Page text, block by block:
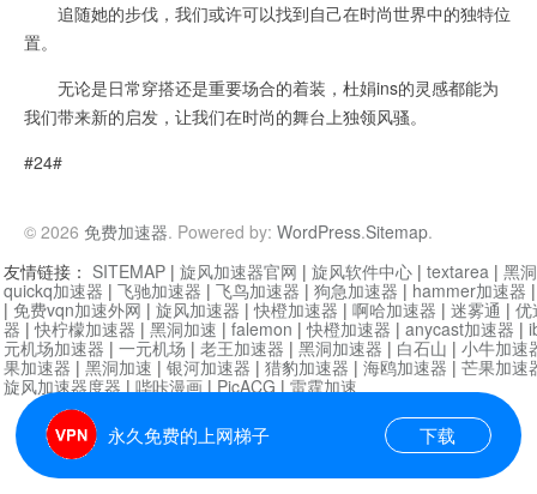
追随她的步伐，我们或许可以找到自己在时尚世界中的独特位
置。
无论是日常穿搭还是重要场合的着装，杜娟ins的灵感都能为
我们带来新的启发，让我们在时尚的舞台上独领风骚。
#24#
© 2026 免费加速器. Powered by: WordPress.Sitemap.
永久免费的上网梯子 下载
友情链接： SITEMAP | 旋风加速器官网 | 旋风软件中心 | textarea | 黑
quickq加速器 | 飞驰加速器 | 飞鸟加速器 | 狗急加速器 | hammer加速器
| 免费vqn加速外网 | 旋风加速器 |快橙加速器 | 啊哈加速器 | 迷雾通 | 优
器 |快柠檬加速器 | 黑洞加速 | falemon |快橙加速器 | anycast加速器 |
元机场加速器 | 一元机场 | 老王加速器 | 黑洞加速器 | 白石山 | 小牛加速
果加速器 | 黑洞加速 | 银河加速器 | 猎豹加速器 | 海鸥加速器 | 芒果加速
旋风加速器度器|哔咔漫画|PicACG|雷霆加速